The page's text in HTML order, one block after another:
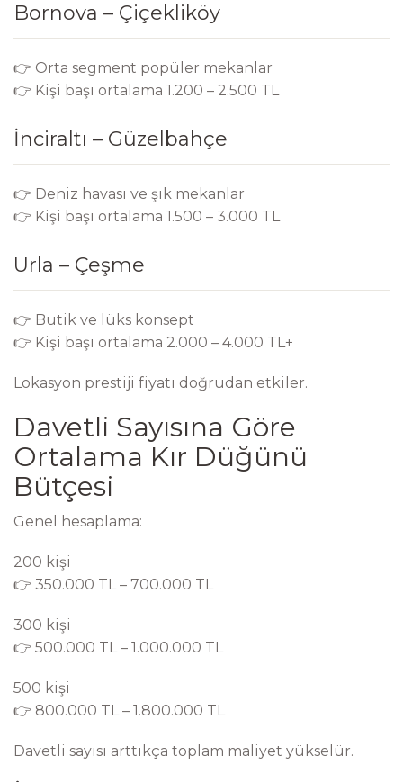
Bornova – Çiçekliköy
👉 Orta segment popüler mekanlar
👉 Kişi başı ortalama 1.200 – 2.500 TL
İnciraltı – Güzelbahçe
👉 Deniz havası ve şık mekanlar
👉 Kişi başı ortalama 1.500 – 3.000 TL
Urla – Çeşme
👉 Butik ve lüks konsept
👉 Kişi başı ortalama 2.000 – 4.000 TL+
Lokasyon prestiji fiyatı doğrudan etkiler.
Davetli Sayısına Göre
Ortalama Kır Düğünü
Bütçesi
Genel hesaplama:
200 kişi
👉 350.000 TL – 700.000 TL
300 kişi
👉 500.000 TL – 1.000.000 TL
500 kişi
👉 800.000 TL – 1.800.000 TL
Davetli sayısı arttıkça toplam maliyet yükselür.